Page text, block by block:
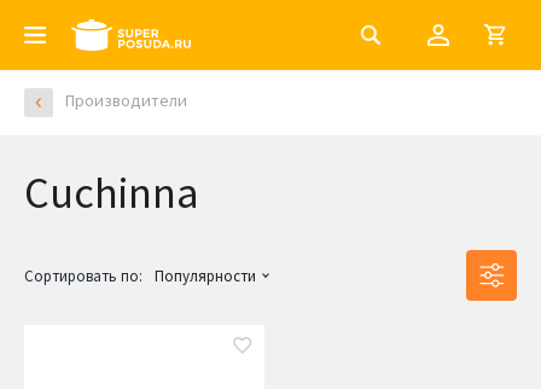
Производители
Cuchinna
Сортировать по: Популярности